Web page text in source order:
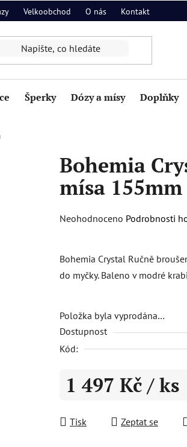
Velkoobchod O nás Kontakt
Šperky Dózy a mísy Doplňky
Bohemia
mísa 155mm
Průměrné
je
0,0
5
hvězdiček.
Neohodnoceno Podrobnosti
Bohemia Crystal Ručně
do myčky. Baleno v modré
Položka byla vyprodána…
Dostupnost
Kód:
1 497 Kč / ks
Tisk
Zeptat se